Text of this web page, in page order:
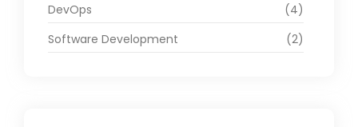
DevOps
(4)
Software Development
(2)